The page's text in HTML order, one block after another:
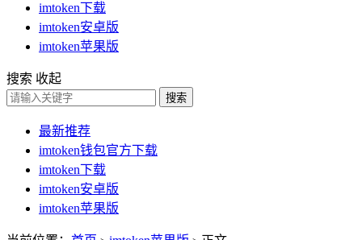
imtoken下载
imtoken安卓版
imtoken苹果版
搜索 收起
搜索
最新推荐
imtoken钱包官方下载
imtoken下载
imtoken安卓版
imtoken苹果版